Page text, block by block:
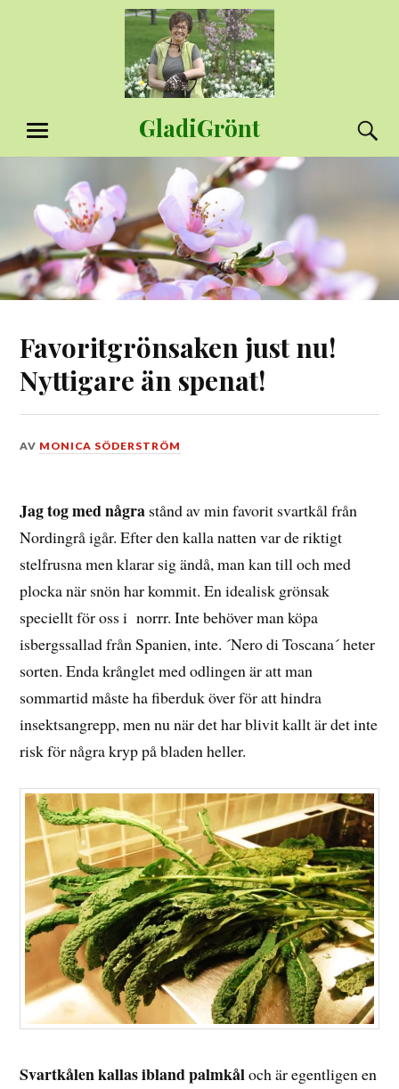
GladiGrönt
MENY
Favoritgrönsaken just nu!
Nyttigare än spenat!
DEN
2015
AV MONICA SÖDERSTRÖM
Jag tog med några stånd av min favorit svartkål från
Nordingrå igår. Efter den kalla natten var de riktigt
stelfrusna men klarar sig ändå, man kan till och med
plocka när snön har kommit. En idealisk grönsak
speciellt för oss i norrr. Inte behöver man köpa
isbergssallad från Spanien, inte. ´Nero di Toscana´ heter
sorten. Enda krånglet med odlingen är att man
sommartid måste ha fiberduk över för att hindra
insektsangrepp, men nu när det har blivit kallt är det inte
risk för några kryp på bladen heller.
Svartkålen kallas ibland palmkåloch är egentligen en